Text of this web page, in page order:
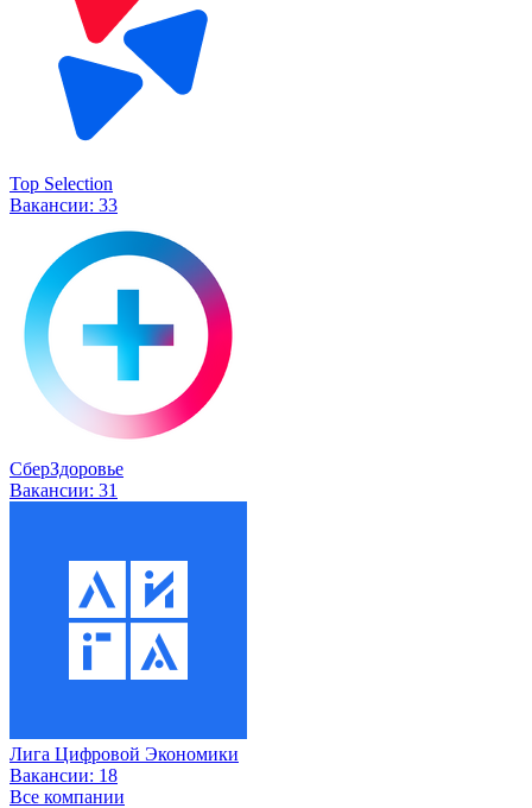
Top Selection
Вакансии: 33
СберЗдоровье
Вакансии: 31
Лига Цифровой Экономики
Вакансии: 18
Все компании